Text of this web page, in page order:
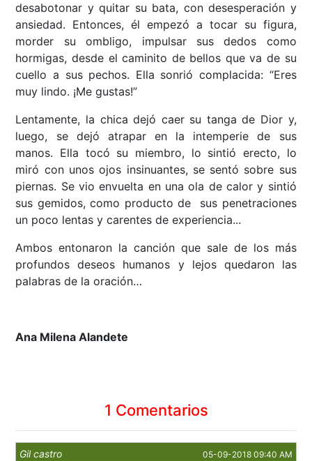
desabotonar y quitar su bata, con desesperación y
ansiedad. Entonces, él empezó a tocar su figura,
morder su ombligo, impulsar sus dedos como
hormigas, desde el caminito de bellos que va de su
cuello a sus pechos. Ella sonrió complacida: “Eres
muy lindo. ¡Me gustas!”
Lentamente, la chica dejó caer su tanga de Dior y,
luego, se dejó atrapar en la intemperie de sus
manos. Ella tocó su miembro, lo sintió erecto, lo
miró con unos ojos insinuantes, se sentó sobre sus
piernas. Se vio envuelta en una ola de calor y sintió
sus gemidos, como producto de sus penetraciones
un poco lentas y carentes de experiencia...
Ambos entonaron la canción que sale de los más
profundos deseos humanos y lejos quedaron las
palabras de la oración…
Ana Milena Alandete
1 Comentarios
Gil castro 05-09-2018 09:40 AM